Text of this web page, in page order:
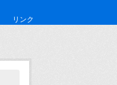
リンク